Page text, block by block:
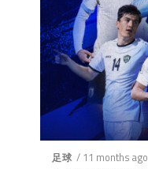
足球 / 11 months ago